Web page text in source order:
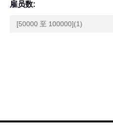
雇员数:
[50000 至 100000](1)